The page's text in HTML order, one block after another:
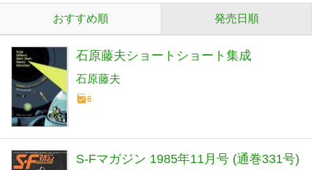
おすすめ順 発売日順
石原藤夫ショートショート集成
石原藤夫
6
S-Fマガジン 1985年11月号 (通巻331号)